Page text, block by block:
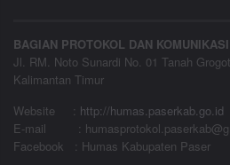
BAGIAN PROTOKOL DAN
Jl. RM. Noto Sunardi No. 01 Tanah
Kalimantan Timur
Website
: http://humas.paserkab.go.id
E-mail :
Facebook : Humas Kabupaten Paser